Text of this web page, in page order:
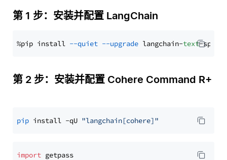
第 1 步：安装并配置 LangChain
%pip install --quiet --upgrade langchain-text
第 2 步：安装并配置 Cohere Command R+
pip install -qU "langchain[cohere]"
import